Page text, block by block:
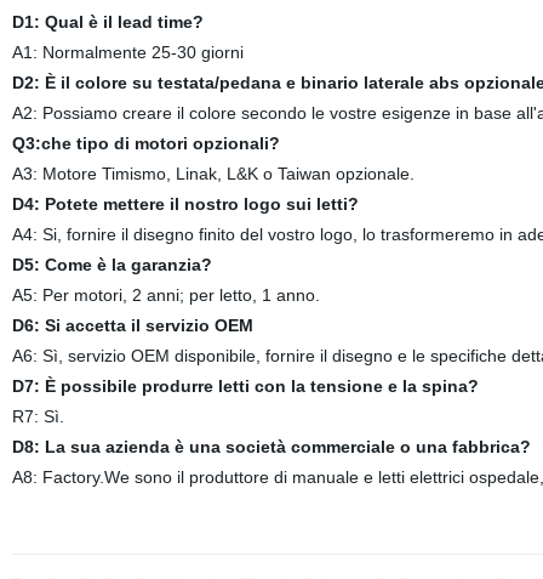
D1: Qual è il lead time?
A1: Normalmente 25-30 giorni
D2: È il colore su testata/pedana e binario laterale abs
A2: Possiamo creare il colore secondo le vostre esigenze in base
Q3:che tipo di motori opzionali?
A3: Motore Timismo, Linak, L&K o Taiwan opzionale.
D4: Potete mettere il nostro logo sui letti?
A4: Si, fornire il disegno finito del vostro logo, lo trasformeremo in
D5: Come è la garanzia?
A5: Per motori, 2 anni; per letto, 1 anno.
D6: Si accetta il servizio OEM
A6: Sì, servizio OEM disponibile, fornire il disegno e le specifiche
D7: È possibile produrre letti con la tensione e la spina?
R7: Sì.
D8: La sua azienda è una società commerciale o una fabbrica?
A8: Factory.We sono il produttore di manuale e letti elettrici